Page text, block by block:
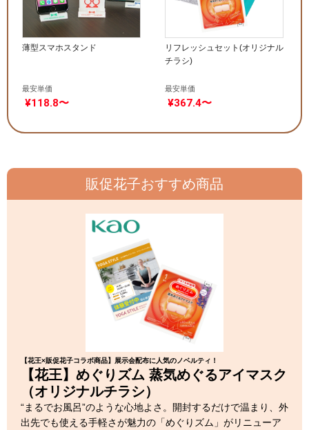
薄型スマホスタンド
最安単価
¥118.8〜
リフレッシュセット(オリジナル
チラシ)
最安単価
¥367.4〜
販促花子おすすめ商品
【花王×販促花子コラボ商品】展示会配布に人気のノベルティ！
【花王】めぐりズム 蒸気めぐるアイマスク
（オリジナルチラシ）
“まるでお風呂”のような心地よさ。開封するだけで温まり、外
出先でも使える手軽さが魅力の「めぐりズム」がリニューア